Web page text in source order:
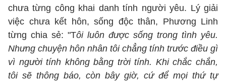
chưa từng công khai danh tính người yêu. Lý giải
việc chưa kết hôn, sống độc thân, Phương Linh
từng chia sẻ: "Tôi luôn được sống trong tình yêu.
Nhưng chuyện hôn nhân tôi chẳng tính trước điều gì
vì người tính không bằng trời tính. Khi chắc chắn,
tôi sẽ thông báo, còn bây giờ, cứ để mọi thứ tự